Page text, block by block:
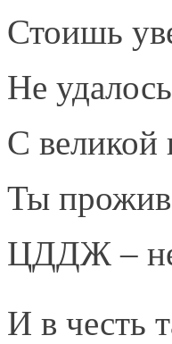
Стоишь
Не
С
Ты
ЦДДЖ –
И в честь